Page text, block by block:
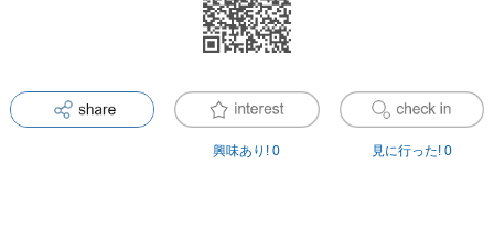
興味あり! 0 見に行った! 0